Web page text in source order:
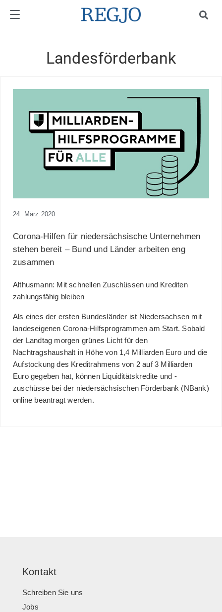
Landesförderbank
24. März 2020
Corona-Hilfen für niedersächsische Unternehmen
stehen bereit – Bund und Länder arbeiten eng
zusammen
Althusmann: Mit schnellen Zuschüssen und Krediten
zahlungsfähig bleiben
Als eines der ersten Bundesländer ist Niedersachsen mit
landeseigenen Corona-Hilfsprogrammen am Start. Sobald
der Landtag morgen grünes Licht für den
Nachtragshaushalt in Höhe von 1,4 Milliarden Euro und die
Aufstockung des Kreditrahmens von 2 auf 3 Milliarden
Euro gegeben hat, können Liquiditätskredite und -
zuschüsse bei der niedersächsischen Förderbank (NBank)
online beantragt werden.
Kontakt
Schreiben Sie uns
Jobs